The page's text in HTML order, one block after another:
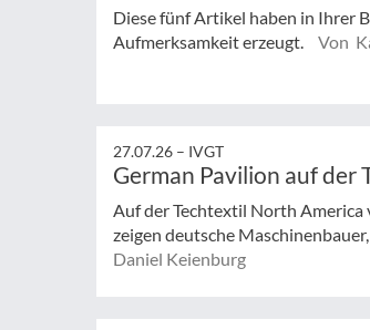
Diese fünf Artikel haben in Ihrer
Aufmerksamkeit erzeugt.
Von
27.07.26 – IVGT
German Pavilion auf der
Auf der Techtextil North America
zeigen deutsche
Daniel Keienburg